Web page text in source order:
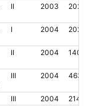
II 2003
I 2004
II 2004
III 2004
III 2004